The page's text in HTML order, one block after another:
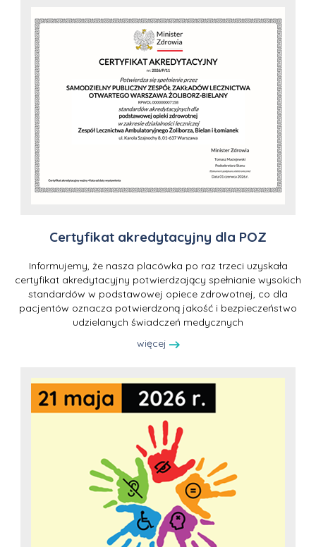
Certyfikat akredytacyjny dla POZ
Informujemy, że nasza placówka po raz trzeci uzyskała
certyfikat akredytacyjny potwierdzający spełnianie wysokich
standardów w podstawowej opiece zdrowotnej, co dla
pacjentów oznacza potwierdzoną jakość i bezpieczeństwo
udzielanych świadczeń medycznych
więcej